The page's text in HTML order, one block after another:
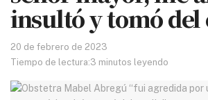
insultó y tomó
20 de febrero de 2023
Tiempo de lectura:3 minutos leyendo